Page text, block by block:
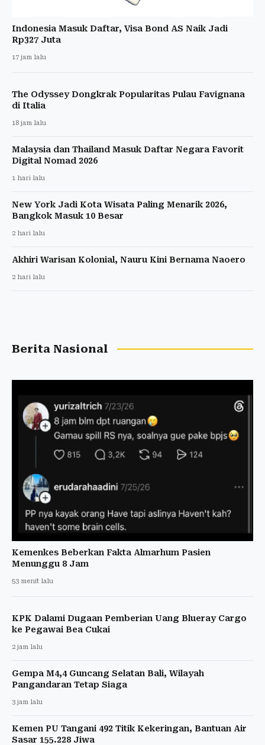
Indonesia Masuk Daftar, Visa Bond AS Naik Jadi
Rp327 Juta
17 jam lalu
The Odyssey Dongkrak Popularitas Pulau Favignana
di Italia
18 jam lalu
Malaysia dan Thailand Masuk Daftar Negara Favorit
Digital Nomad 2026
1 hari lalu
New York Jadi Kota Wisata Paling Menarik 2026,
Bangkok Masuk 10 Besar
2 hari lalu
Akhiri Warisan Kolonial, Nauru Kini Bernama Naoero
2 hari lalu
Berita Nasional
Kemenkes Beberkan Fakta Almarhum Pasien
Menunggu 8 Jam
53 menit lalu
KPK Dalami Dugaan Pemberian Uang Blueray Cargo
ke Pegawai Bea Cukai
2 jam lalu
Gempa M4,4 Guncang Selatan Bali, Wilayah
Pangandaran Tetap Siaga
3 jam lalu
Kemen PU Tangani 492 Titik Kekeringan, Bantuan Air
Sasar 155.228 Jiwa